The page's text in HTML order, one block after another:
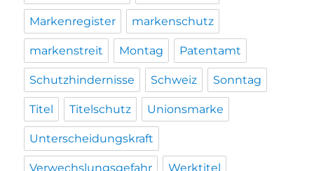
Markenregister markenschutz
markenstreit Montag Patentamt
Schutzhindernisse Schweiz Sonntag
Titel Titelschutz Unionsmarke
Unterscheidungskraft
Verwechslungsgefahr Werktitel